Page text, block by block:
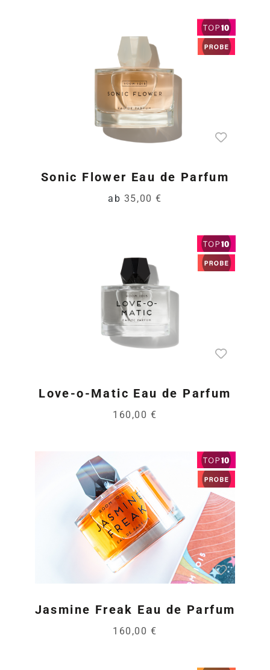
Sonic Flower Eau de Parfum
ab 35,00 €
Love-o-Matic Eau de Parfum
160,00 €
Jasmine Freak Eau de Parfum
160,00 €